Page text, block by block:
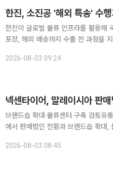
한진, 소진공 '해외 특송' 수
한진이 글로벌 물류 인프라를 활용해
포장, 해외 배송까지 수출 전 과정을 지
2026-08-03 09:24
넥센타이어, 말레이시아 판
브랜드숍 확대·물류센터 구축 검토유통·판매·물류
에서 판매법인 전환과 브랜드숍 확대
는 최근 말레이시아 수도 쿠알라룸
2026-08-03 08:45